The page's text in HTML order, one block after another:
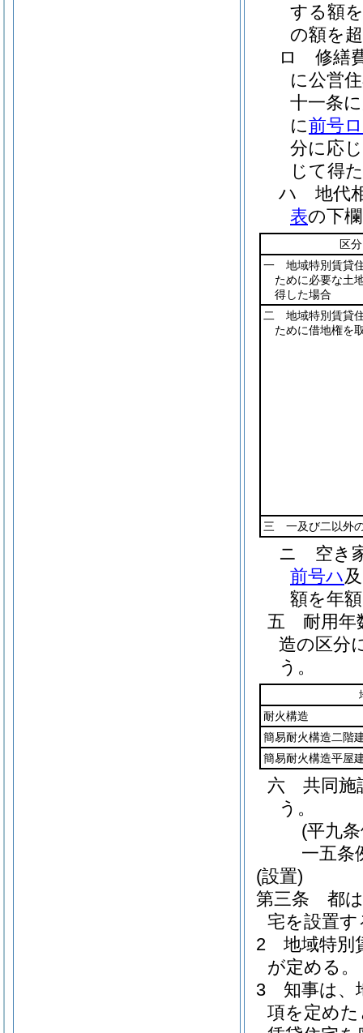
する額
の額を
ロ
修繕
に公営
十一条
に前号
分に応
じて得
ハ
地代
表の下
区分
一 地域特別賃貸
ために必要な土
得した場合
二 地域特別賃貸
ために借地権を
三 一及び二以外
ニ
空き
前号ハ
額を年
五
耐用
造の区分
う。
耐火構造
簡易耐火構造二階
簡易耐火構造平屋
六
共同施
う。
(平九
一五条
(設置)
第三条
都
宅を設置す
2
地域特別
が定める。
3
知事は、
項を定め